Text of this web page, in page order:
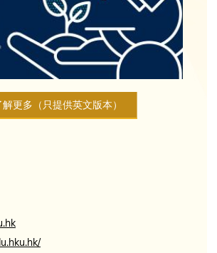
解更多（只提供英文版本）